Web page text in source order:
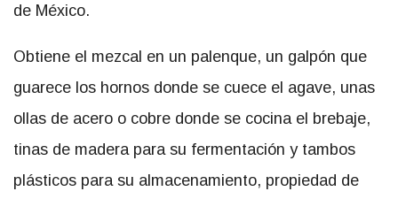
de México.
Obtiene el mezcal en un palenque, un galpón que
guarece los hornos donde se cuece el agave, unas
ollas de acero o cobre donde se cocina el brebaje,
tinas de madera para su fermentación y tambos
plásticos para su almacenamiento, propiedad de